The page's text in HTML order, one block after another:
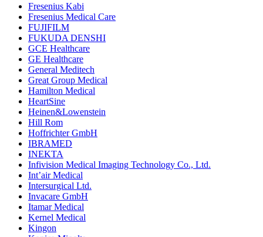
Fresenius Kabi
Fresenius Medical Care
FUJIFILM
FUKUDA DENSHI
GCE Healthcare
GE Healthcare
General Meditech
Great Group Medical
Hamilton Medical
HeartSine
Heinen&Lowenstein
Hill Rom
Hoffrichter GmbH
IBRAMED
INEKTA
Infivision Medical Imaging Technology Co., Ltd.
Int’air Medical
Intersurgical Ltd.
Invacare GmbH
Itamar Medical
Kernel Medical
Kingon